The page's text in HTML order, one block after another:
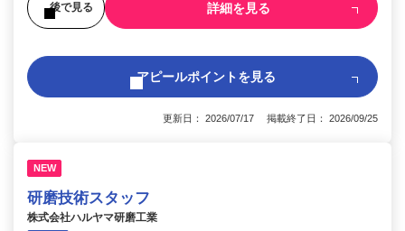
後で見る 詳細を見る
アピールポイントを見る
更新日： 2026/07/17 掲載終了日： 2026/09/25
NEW
研磨技術スタッフ
株式会社ハルヤマ研磨工業